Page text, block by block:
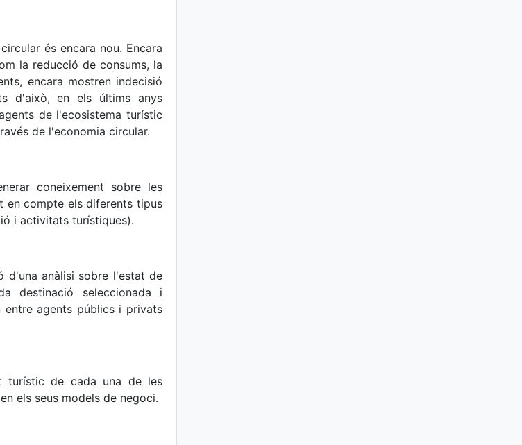
és encara nou. Encara
la reducció de consums, la
encara mostren indecisió
d'això, en els últims anys
de l'ecosistema turístic
de l'economia circular.
coneixement sobre les
en compte els diferents tipus
i activitats turístiques).
d'una anàlisi sobre l'estat de
destinació seleccionada i
agents públics i privats
turístic de cada una de les
els seus models de negoci.